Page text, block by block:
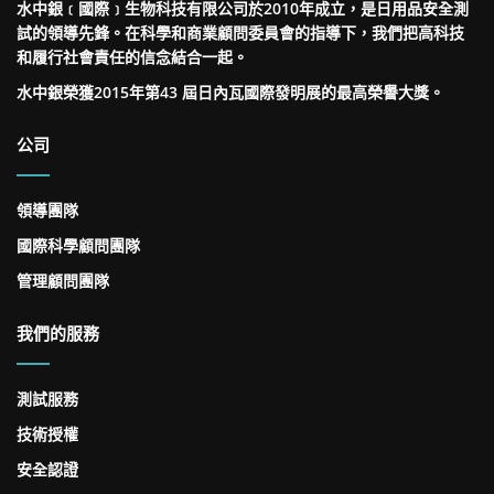
水中銀﹝國際﹞生物科技有限公司於2010年成立，是日用品安全測
試的領導先鋒。在科學和商業顧問委員會的指導下，我們把高科技
和履行社會責任的信念結合一起。
水中銀榮獲2015年第43 屆日內瓦國際發明展的最高榮譽大獎。
公司
領導團隊
國際科學顧問團隊
管理顧問團隊
我們的服務
測試服務
技術授權
安全認證